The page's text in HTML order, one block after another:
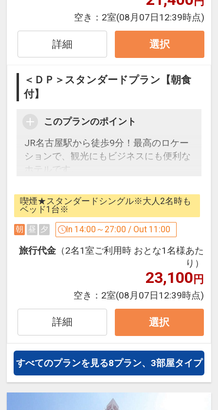
・名古屋高速「錦橋」出口（大阪方面）
[客室情報]
・全室コーヒーマシン設置
・加湿機能付空気清浄機
・全室Wi-Fi完備
[2階大浴場]
・営業時間 3：00PM～1：00AM / 6：
00AM～10：00AM
男性浴場にサウナ・女性浴場にミストサ
[サービス]
・未就学のお子様添い寝代金不要
・添い寝のお子様は朝食代金不要にてお
召し上がり頂けます。
・添い寝のお子様のアメニティーはお部
・ウェルカムドリンクサービス 14：00
・全室VODシアターサービス 最新映画な
ど100タイトル以上が見放題！
※成人向けコンテンツは有料となりま
す。
設定期間：2025年7月11日～2027年7月
31日
インターネットコース番号：DP-2-
空き： 2室(08月07日12:39時点)
詳細 選択
＜ＤＰ＞スタンダードプラン【朝食
付】
このプランのポイント
JR名古屋駅から徒歩9分！最高のロケー
ションで、観光にもビジネスにも便利な
ホテルです。
※こちらのプランは朝食付きです。
[アクセス]
・JR「名古屋駅」桜通口から徒歩約9分
・地下鉄「名古屋駅」1番出入口から徒
・名古屋高速「明道町」出口（東京方
・名古屋高速「錦橋」出口（大阪方面）
から約10分
・シモンズ社製ポケットコイルベッド
・全室コーヒーマシン設置
・加湿機能付空気清浄機
・全室Wi-Fi完備
喫煙★スタンダードシングル※大人2名時も
ベッド1台※
朝 昼 夕 In 14:00～27:00 / Out 11:00
旅行代金 （2名1室ご利用時 おとな1名様あた
り）
23,100円
空き： 2室(08月07日12:39時点)
詳細 選択
すべてのプランを見る8プラン、3部屋タイプ